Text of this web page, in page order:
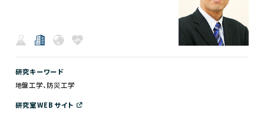
研究キーワード
地盤工学、防災工学
研究室WEBサイト